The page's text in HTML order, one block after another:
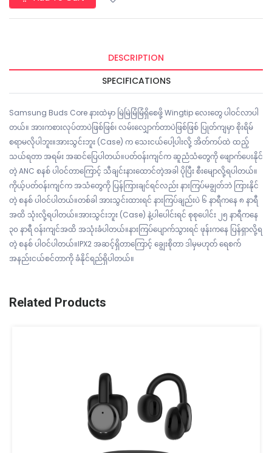
DESCRIPTION
SPECIFICATIONS
Samsung Buds Core နားထဲမှာ မြဲမြဲမြံမြံရှိစေဖို့ Wingtip လေးတွေ ပါဝင်လာပါ
တယ်။ အားကစားလုပ်တာပဲဖြစ်ဖြစ်၊ လမ်းလျှောက်တာပဲဖြစ်ဖြစ် ပြုတ်ကျမှာ စိုးရိမ်
စရာမလိုပါဘူး။အားသွင်းဘူး (Case) က သေးငယ်ပေါ့ပါးလို့ အိတ်ကပ်ထဲ ထည့်
သယ်ရတာ အရမ်း အဆင်ပြေပါတယ်။ပတ်ဝန်းကျင်က ဆူညံသံတွေကို ဖျောက်ပေးနိုင်
တဲ့ ANC စနစ် ပါဝင်တာကြောင့် သီချင်းနားထောင်တဲ့အခါ ပိုပြီး စီးမျောလို့ရပါတယ်။
ကိုယ့်ပတ်ဝန်းကျင်က အသံတွေကို ပြန်ကြားချင်ရင်လည်း နားကြပ်မချွတ်ဘဲ ကြားနိုင်
တဲ့ စနစ် ပါဝင်ပါတယ်။တစ်ခါ အားသွင်းထားရင် နားကြပ်ချည်းပဲ ၆ နာရီကနေ ၈ နာရီ
အထိ သုံးလို့ရပါတယ်။အားသွင်းဘူး (Case) နဲ့ပါပေါင်းရင် စုစုပေါင်း ၂၅ နာရီကနေ
၃၀ နာရီ ဝန်းကျင်အထိ အသုံးခံပါတယ်။နားကြပ်ပျောက်သွားရင် ဖုန်းကနေ ပြန်ရှာလို့ရ
တဲ့ စနစ် ပါဝင်ပါတယ်။IPX2 အဆင့်ရှိတာကြောင့် ချွေးစိုတာ ဒါမှမဟုတ် ရေစက်
အနည်းငယ်စင်တာကို ခံနိုင်ရည်ရှိပါတယ်။
Related Products